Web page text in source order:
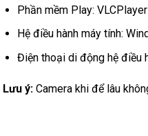
Phần mềm Play:
Hệ điều hành máy tính:
Điện thoại di động hệ điều
Lưu ý: Camera khi để lâu